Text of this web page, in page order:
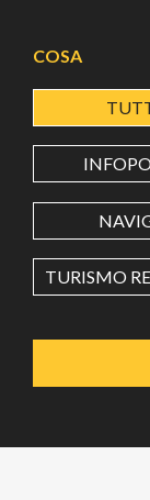
LATITUDINE
Value in
COSA
TURISMO